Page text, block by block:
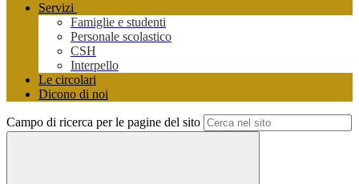
Servizi
Famiglie e studenti
Personale scolastico
CSH
Interpello
Le circolari
Dicono di noi
Campo di ricerca per le pagine del sito